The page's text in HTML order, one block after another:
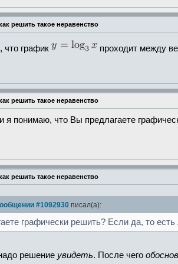
решить такое неравенство
что график проходит между
решить такое неравенство
я понимаю, что Вы предлагаете
решить такое неравенство
#1092930 писал(а):
графически решить? Если да, то
решение увидеть. После чего